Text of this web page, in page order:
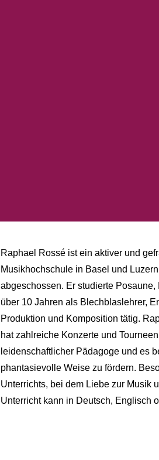
Raphael Rossé ist ein aktiver und
Musikhochschule in Basel und
abgeschossen. Er studierte
über 10 Jahren als Blechblaslehrer,
Produktion und Komposition tätig.
hat zahlreiche Konzerte und
leidenschaftlicher Pädagoge und es
phantasievolle Weise zu fördern.
Unterrichts, bei dem Liebe zur Musik
Unterricht kann in Deutsch, Englisch